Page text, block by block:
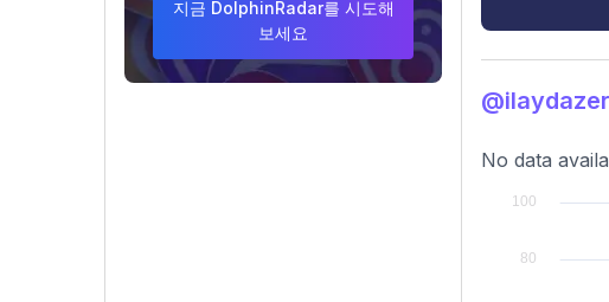
지금 DolphinRadar를 시도해
보세요
No data